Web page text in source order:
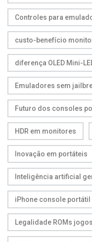
Controles para
custo-benefício
diferença OLED Mini-
Emuladores sem
Futuro dos consoles
HDR em monitores
Inovação em portáteis
Inteligência artificial
iPhone console portátil
Legalidade ROMs jogos